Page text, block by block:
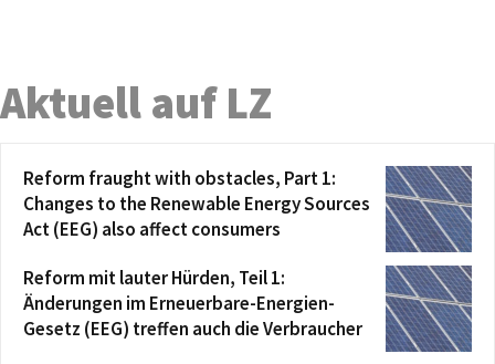
Aktuell auf LZ
Reform fraught with obstacles, Part 1:
Changes to the Renewable Energy Sources
Act (EEG) also affect consumers
Reform mit lauter Hürden, Teil 1:
Änderungen im Erneuerbare-Energien-
Gesetz (EEG) treffen auch die Verbraucher